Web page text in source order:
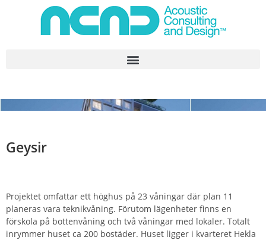
Geysir
Projektet omfattar ett höghus på 23 våningar där plan 11
planeras vara teknikvåning. Förutom lägenheter finns en
förskola på bottenvåning och två våningar med lokaler. Totalt
inrymmer huset ca 200 bostäder. Huset ligger i kvarteret Hekla